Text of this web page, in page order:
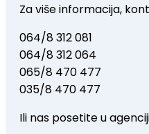
Za više informacija,
064/8 312 081
064/8 312 064
065/8 470 477
035/8 470 477
Ili nas posetite u